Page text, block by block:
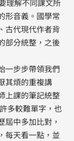
理解不同課文所
形音義。國學常
古代現代作者背
部分統整，之後
一步步帶領我們
其煩的重複講
上課的筆記統整
多較難單字，也
屆中多加比對，
每天看一點，並